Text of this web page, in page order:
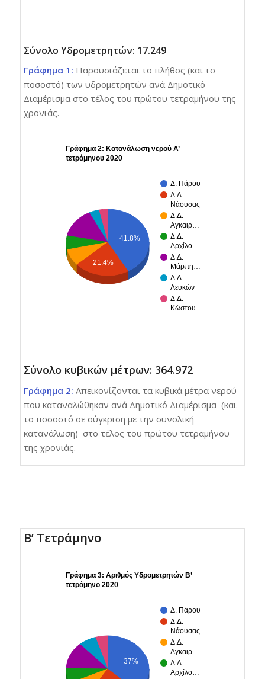
Σύνολο Υδρομετρητών: 17.249
Γράφημα 1: Παρουσιάζεται το πλήθος (και το
ποσοστό) των υδρομετρητών ανά Δημοτικό
Διαμέρισμα στο τέλος του πρώτου τετραμήνου της
χρονιάς.
Γράφημα 2: Κατανάλωση νερού Α’
τετράμηνου 2020
Δ. Πάρου
Δ.Δ.
Νάουσας
Δ.Δ.
Αγκαιρ…
Δ.Δ.
Αρχίλο…
Δ.Δ.
Μάρπη…
Δ.Δ.
Λευκών
Δ.Δ.
Κώστου
41.8%
21.4%
Σύνολο κυβικών μέτρων: 364.972
Γράφημα 2: Απεικονίζονται τα κυβικά μέτρα νερού
που καταναλώθηκαν ανά Δημοτικό Διαμέρισμα (και
το ποσοστό σε σύγκριση με την συνολική
κατανάλωση) στο τέλος του πρώτου τετραμήνου
της χρονιάς.
Β’ Τετράμηνο
Γράφημα 3: Αριθμός Υδρομετρητών Β’
τετράμηνο 2020
Δ. Πάρου
Δ.Δ.
Νάουσας
Δ.Δ.
Αγκαιρ…
Δ.Δ.
Αρχίλο…
37%